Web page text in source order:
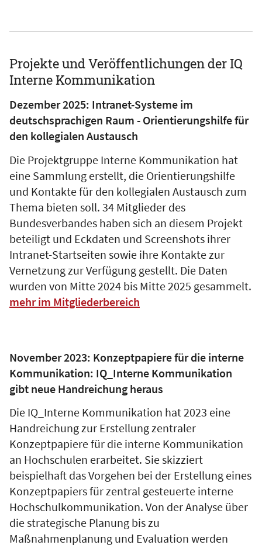
Projekte und Veröffentlichungen der IQ
Interne Kommunikation
Dezember 2025: Intranet-Systeme im
deutschsprachigen Raum - Orientierungshilfe für
den kollegialen Austausch
Die Projektgruppe Interne Kommunikation hat
eine Sammlung erstellt, die Orientierungshilfe
und Kontakte für den kollegialen Austausch zum
Thema bieten soll. 34 Mitglieder des
Bundesverbandes haben sich an diesem Projekt
beteiligt und Eckdaten und Screenshots ihrer
Intranet-Startseiten sowie ihre Kontakte zur
Vernetzung zur Verfügung gestellt. Die Daten
wurden von Mitte 2024 bis Mitte 2025 gesammelt.
mehr im Mitgliederbereich
November 2023: Konzeptpapiere für die interne
Kommunikation: IQ_Interne Kommunikation
gibt neue Handreichung heraus
Die IQ_Interne Kommunikation hat 2023 eine
Handreichung zur Erstellung zentraler
Konzeptpapiere für die interne Kommunikation
an Hochschulen erarbeitet. Sie skizziert
beispielhaft das Vorgehen bei der Erstellung eines
Konzeptpapiers für zentral gesteuerte interne
Hochschulkommunikation. Von der Analyse über
die strategische Planung bis zu
Maßnahmenplanung und Evaluation werden